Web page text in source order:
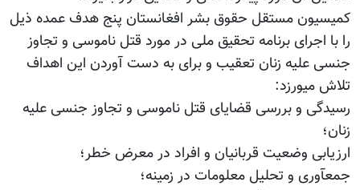
کمیسیون مستقل حقوق بشر افغانستان پنج هدف عمده ذیل
را با اجرای برنامه تحقیق ملی در مورد قتل ناموسی و تجاوز
جنسی علیه زنان تعقیب و برای به دست آوردن این اهداف
تلاش می‫ورزد:
رسیدگی و بررسی قضایای قتل ناموسی و تجاوز جنسی علیه
زنان؛
ارزیابی وضعیت قربانیان و افراد در معرض خطر؛
جمع‫آوری و تحلیل معلومات در زمینه؛